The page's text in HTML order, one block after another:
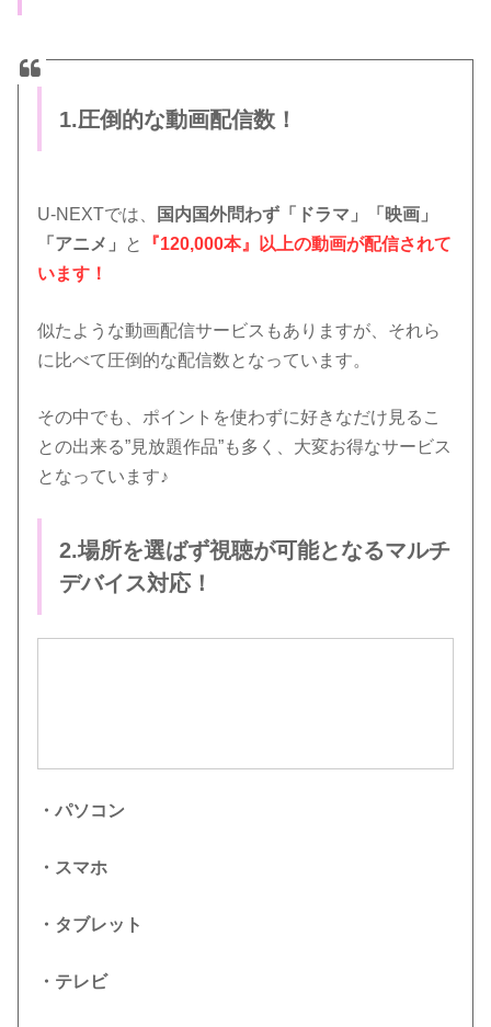
1.圧倒的な動画配信数！
U-NEXTでは、
国内国外問わず「ドラマ」「映画」
「アニメ」
と
『120,000本』以上の動画が配信されて
います！
似たような動画配信サービスもありますが、それら
に比べて圧倒的な配信数となっています。
その中でも、ポイントを使わずに好きなだけ見るこ
との出来る”見放題作品”も多く、大変お得なサービス
となっています♪
2.場所を選ばず視聴が可能となるマルチ
デバイス対応！
・パソコン
・スマホ
・タブレット
・テレビ